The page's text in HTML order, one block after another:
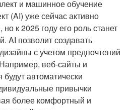
и машинное обучение
(AI) уже сейчас активно
но к 2025 году его роль станет
AI позволит создавать
с учетом предпочтений
веб-сайты и
автоматически
привычки
более комфортный и